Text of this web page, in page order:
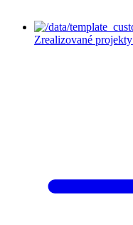
Zrealizované projekty